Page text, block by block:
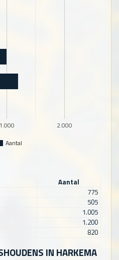
Aantal
1.000 2.000
Aantal
775
505
1.005
1.200
820
IN HARKEMA